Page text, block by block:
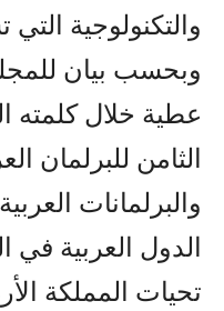
والتكنولوجية
وبحسب بيان
عطية خلال كلمته
الثامن للبرلمان
والبرلمانات
الدول العربية في
تحيات المملكة